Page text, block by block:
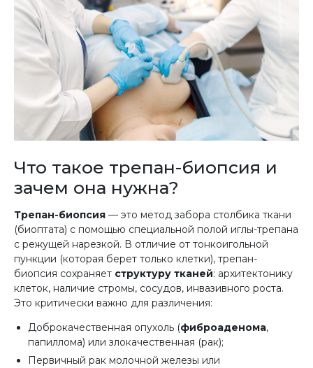
Что такое трепан-биопсия и
зачем она нужна?
Трепан-биопсия — это метод забора столбика ткани
(биоптата) с помощью специальной полой иглы-трепана
с режущей нарезкой. В отличие от тонкоигольной
пункции (которая берет только клетки), трепан-
биопсия сохраняет структуру тканей: архитектонику
клеток, наличие стромы, сосудов, инвазивного роста.
Это критически важно для различения:
Доброкачественная опухоль (фиброаденома,
папиллома) или злокачественная (рак);
Первичный рак молочной железы или